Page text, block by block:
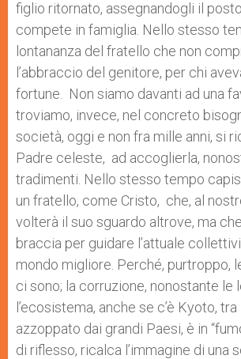
figlio ritornato, assegnandogli il
compete in famiglia. Nello stesso
lontananza del fratello che non
l’abbraccio del genitore, per chi
fortune. Non siamo davanti ad una
troviamo, invece, nel concreto
società, oggi e non fra mille anni, si
Padre celeste, ad accoglierla,
tradimenti. Nello stesso tempo
un fratello, come Cristo, che, al
volterà il suo sguardo altrove, ma
braccia per guidare l’attuale
mondo migliore. Perché, purtroppo,
ci sono; la corruzione, nonostante le
l’ecosistema, anche se c’è Kyoto, tra
azzoppato dai grandi Paesi, è in
di riflesso, ricalca l’immagine di una